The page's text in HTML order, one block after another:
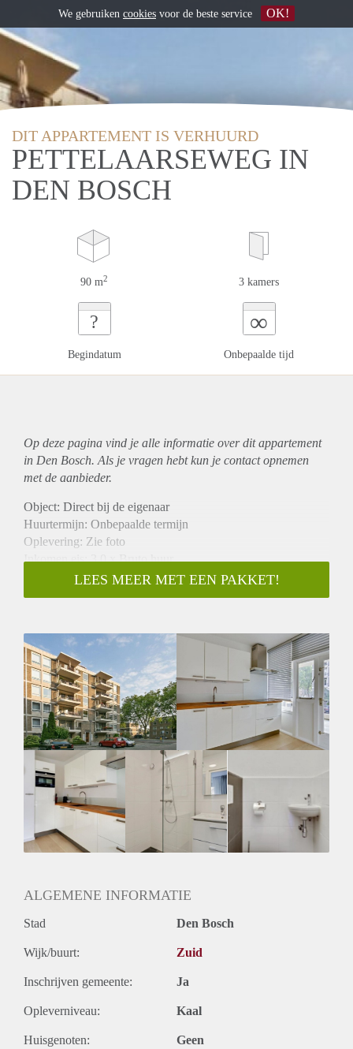
DIT APPARTEMENT IS VERHUURD
PETTELAARSEWEG IN
DEN BOSCH
90 m2 3 kamers
?
Begindatum
∞
Onbepaalde tijd
Op deze pagina vind je alle informatie over ditappartement
in Den Bosch. Als je vragen hebt kun je contact opnemen
met de aanbieder.
Object: Direct bij de eigenaar
Huurtermijn: Onbepaalde termijn
Oplevering: Zie foto
Inkomen eis: 3,0 x Bruto huur
Garantiestelling mogelijk: Ja
Borg: 1 Maand
Huisdieren toegestaan: Afhankelijk van de Eigenaar
Huurtoeslag grens: Nee
Geschikt voor studenten: Afhankelijk van de Eigenaar
LEES MEER MET EEN PAKKET!
ALGEMENE INFORMATIE
Stad Den Bosch
Wijk/buurt: Zuid
Inschrijven gemeente: Ja
Opleverniveau: Kaal
Huisgenoten: Geen
We gebruiken cookies voor de beste service OK!